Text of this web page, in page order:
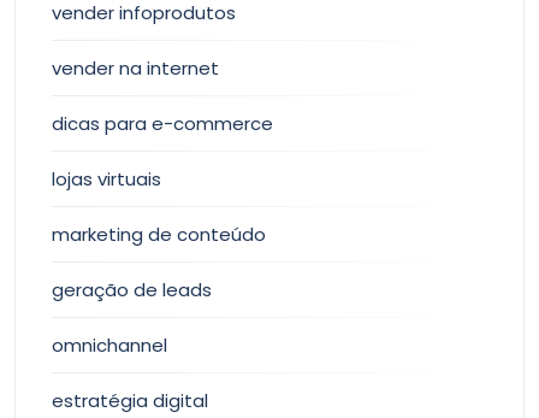
vender infoprodutos
vender na internet
dicas para e-commerce
lojas virtuais
marketing de conteúdo
geração de leads
omnichannel
estratégia digital